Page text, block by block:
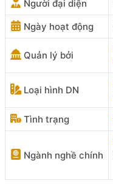
Người đại diện
Ngày hoạt động
Quản lý bởi
Loại hình DN
Tình trạng
Ngành nghề chính